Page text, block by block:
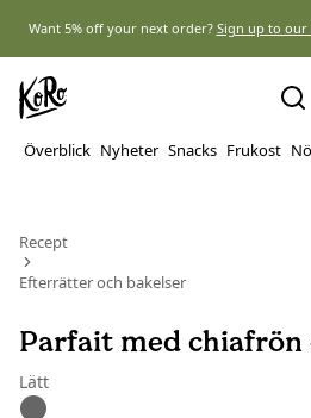
Want 5% off your next order? Sign up to our
Överblick Nyheter Snacks Frukost
Recept
Efterrätter och bakelser
Parfait med chiafrön
Lätt